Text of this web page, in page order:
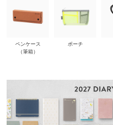
ペンケース
（筆箱）
ポーチ